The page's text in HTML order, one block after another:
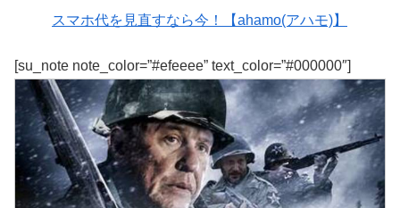
スマホ代を見直すなら今！【ahamo(アハモ)】
[su_note note_color=”#efeeee” text_color=”#000000″]